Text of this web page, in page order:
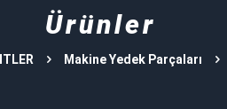
Ürünler
Makine Yedek Parçaları